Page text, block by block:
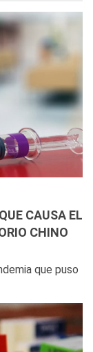
CAUSA EL
CHINO
que puso